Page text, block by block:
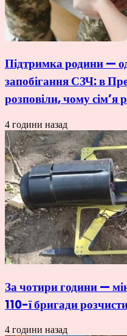
Підтримка родини —
запобігання СЗЧ: в
розповіли, чому сім’я
4 години назад
За чотири години —
110-ї бригади
4 години назад